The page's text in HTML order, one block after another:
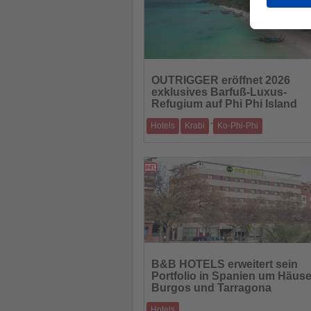
Sie
die
Nachrichten
OUTRIGGER eröffnet 2026
exklusives Barfuß-Luxus-
Refugium auf Phi Phi Island
Hotels Krabi - Ko-Phi-Phi
Schönheit, Kultur und authentische
15.10.2025
Sie
die
Nachrichten
B&B HOTELS erweitert sein
Portfolio in Spanien um
Burgos und Tarragona